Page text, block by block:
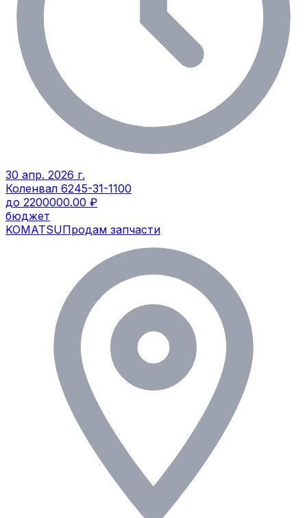
30 апр. 2026 г.
Коленвал 6245-31-1100
до 2200000.00 ₽
бюджет
KOMATSUПродам запчасти